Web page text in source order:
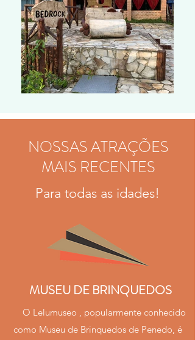
NOSSAS ATRAÇÕES
MAIS RECENTES
Para todas as idades!
MUSEU DE BRINQUEDOS
O Lelumuseo , popularmente conhecido
como Museu de Brinquedos de Penedo, é